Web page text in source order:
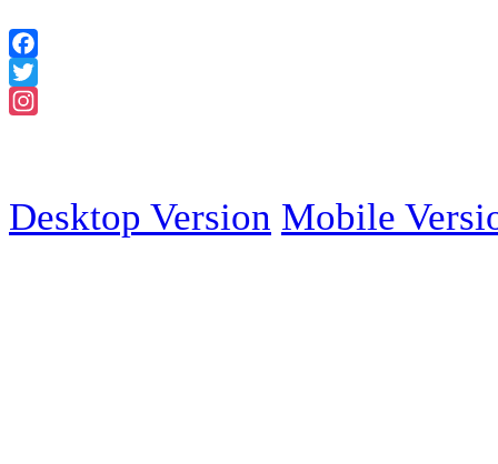
Facebook
Twitter
Desktop Version Mobile